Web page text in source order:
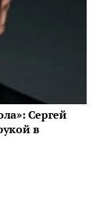
Сергей
в